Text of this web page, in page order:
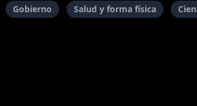
Gobierno Salud y forma física